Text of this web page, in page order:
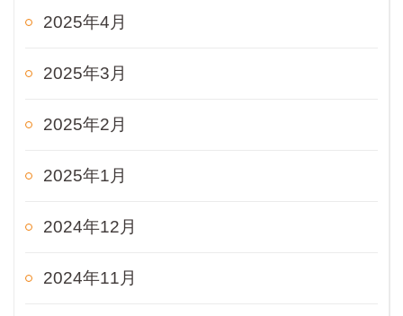
2025年4月
2025年3月
2025年2月
2025年1月
2024年12月
2024年11月